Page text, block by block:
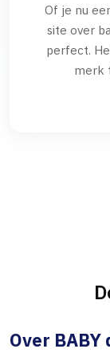
Of je nu
site over
perfect.
merk
Over